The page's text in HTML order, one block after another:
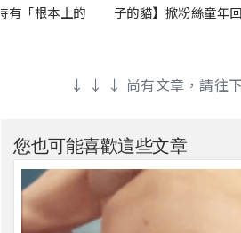
有「根本上的
子的貓】掀粉絲童年
↓ ↓ ↓ 尚有文章，請往
您也可能喜歡這些文章